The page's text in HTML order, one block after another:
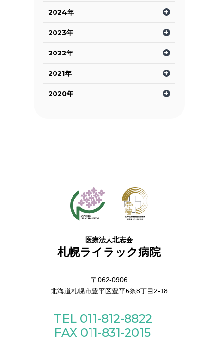
2024年
2023年
2022年
2021年
2020年
医療法人北志会
札幌ライラック病院
〒062-0906
北海道札幌市豊平区豊平6条8丁目2-18
TEL 011-812-8822
FAX 011-831-2015